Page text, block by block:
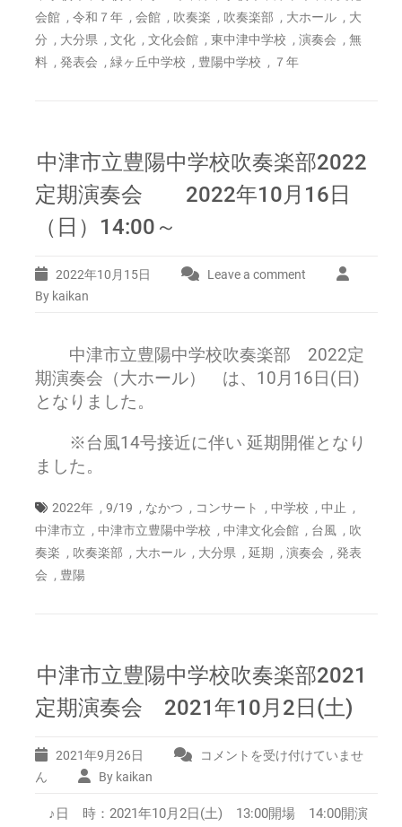
会館 , 令和７年 , 会館 , 吹奏楽 , 吹奏楽部 , 大ホール , 大
分 , 大分県 , 文化 , 文化会館 , 東中津中学校 , 演奏会 , 無
料 , 発表会 , 緑ヶ丘中学校 , 豊陽中学校 , ７年
中津市立豊陽中学校吹奏楽部2022
定期演奏会 2022年10月16日
（日）14:00～
2022年10月15日
Leave a comment
By kaikan
中津市立豊陽中学校吹奏楽部 2022定
期演奏会（大ホール） は、10月16日(日)
となりました。
※台風14号接近に伴い 延期開催となり
ました。
2022年 , 9/19 , なかつ , コンサート , 中学校 , 中止 ,
中津市立 , 中津市立豊陽中学校 , 中津文化会館 , 台風 , 吹
奏楽 , 吹奏楽部 , 大ホール , 大分県 , 延期 , 演奏会 , 発表
会 , 豊陽
中津市立豊陽中学校吹奏楽部2021
定期演奏会 2021年10月2日(土)
2021年9月26日
中
立
コメントを受け付けていませ
ん
By kaikan
♪日 時：2021年10月2日(土) 13:00開場 14:00開演